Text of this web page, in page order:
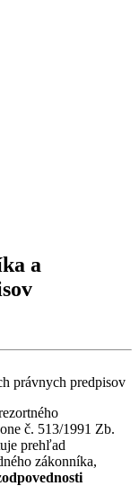
a
č. 513/1991 Zb.
prehľad
zákonníka,